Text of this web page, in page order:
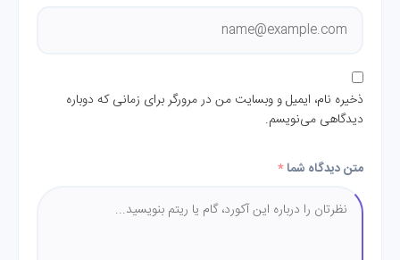
ذخیره نام، ایمیل و وبسایت من در مرورگر برای زمانی که دوباره
دیدگاهی می‌نویسم.
متن دیدگاه شما*